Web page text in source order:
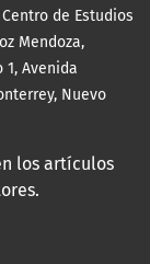
Centro de Estudios
Mendoza,
Avenida
Nuevo
los artículos